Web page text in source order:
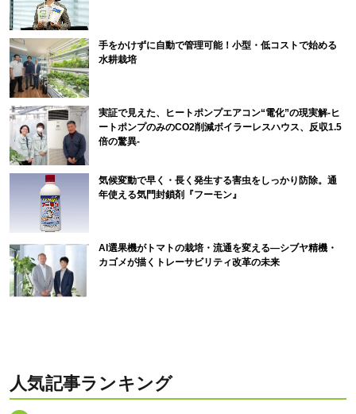
手をかけずに自動で管理可能！小型・低コストで始める
水耕栽培
実証で見えた、ヒートポンプエアコン“電化”の現実解-ヒ
ートポンプのみのCO2削減ボイラーレスハウス、反収1.5
倍の驚異-
気候変動で早く・長く発生する害虫をしっかり防除。通
年使える気門封鎖剤『フーモン』
AI選果機がトマトの栽培・流通を変える―シブヤ精機・
カゴメが描くトレーサビリティ改革の未来
人気記事ランキング